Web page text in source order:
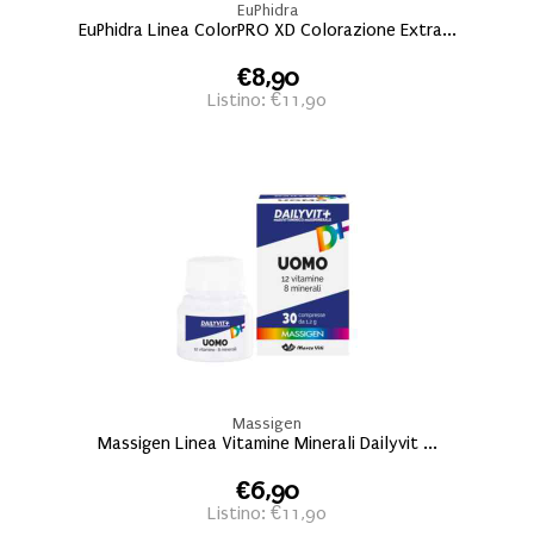
EuPhidra
EuPhidra Linea ColorPRO XD Colorazione Extra...
€8,90
Listino: €11,90
Massigen
Massigen Linea Vitamine Minerali Dailyvit ...
€6,90
Listino: €11,90